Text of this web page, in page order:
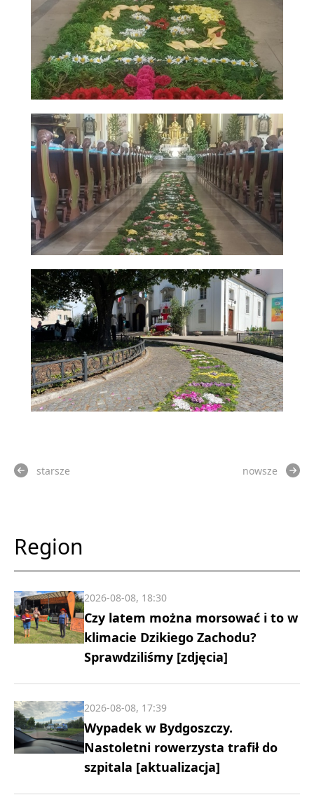
starsze nowsze
Region
Czy latem można morsować i to w
klimacie Dzikiego Zachodu?
Sprawdziliśmy [zdjęcia]
2026-08-08, 18:30
Wypadek w Bydgoszczy.
Nastoletni rowerzysta trafił do
szpitala [aktualizacja]
2026-08-08, 17:39